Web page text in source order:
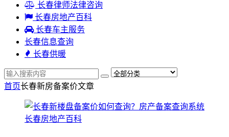
长春律师法律咨询
长春房地产百科
长春车主服务
长春信息查询
长春供暖
首页长春新房备案价文章
长春房地产百科